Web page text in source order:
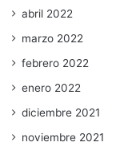
abril 2022
marzo 2022
febrero 2022
enero 2022
diciembre 2021
noviembre 2021